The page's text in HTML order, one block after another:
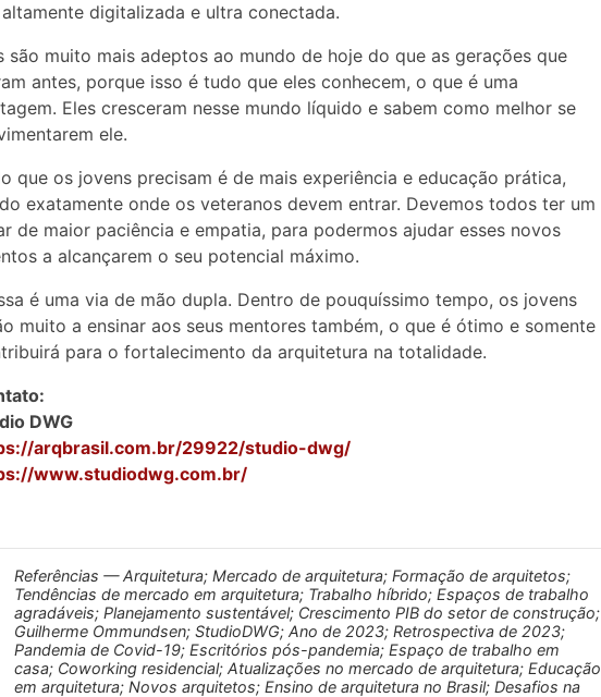
digitalizada e ultra conectada.
são muito mais adeptos ao mundo de hoje do que as gerações que
antes, porque isso é tudo que eles conhecem, o que é uma
Eles cresceram nesse mundo líquido e sabem como melhor se
ele.
que os jovens precisam é de mais experiência e educação prática,
exatamente onde os veteranos devem entrar. Devemos todos ter um
de maior paciência e empatia, para podermos ajudar esses novos
a alcançarem o seu potencial máximo.
é uma via de mão dupla. Dentro de pouquíssimo tempo, os jovens
muito a ensinar aos seus mentores também, o que é ótimo e somente
para o fortalecimento da arquitetura na totalidade.
DWG
arqbrasil.com.br/29922/studio-dwg/
www.studiodwg.com.br/
Referências — Arquitetura; Mercado de arquitetura; Formação de arquitetos;
Tendências de mercado em arquitetura; Trabalho híbrido; Espaços de trabalho
agradáveis; Planejamento sustentável; Crescimento PIB do setor de construção;
Guilherme Ommundsen; StudioDWG; Ano de 2023; Retrospectiva de 2023;
Pandemia de Covid-19; Escritórios pós-pandemia; Espaço de trabalho em
casa; Coworking residencial; Atualizações no mercado de arquitetura; Educação
em arquitetura; Novos arquitetos; Ensino de arquitetura no Brasil; Desafios na